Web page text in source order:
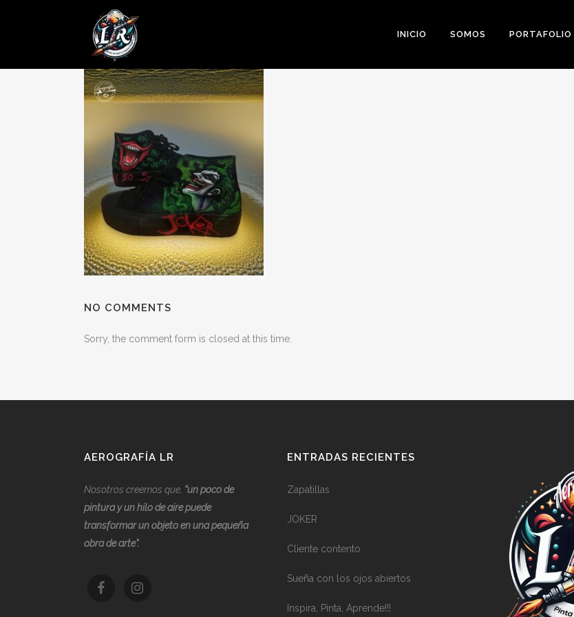
INICIO SOMOS PORTAFOLIO
27 SEP
Posted at 10:53h
NO COMMENTS
Sorry, the comment form is closed at this time.
AEROGRAFÍA LR
Nosotros creemos que, “un poco de
pintura y un hilo de aire puede
transformar un objeto en una pequeña
obra de arte”.
ENTRADAS RECIENTES
Zapatillas
JOKER
Cliente contento
Sueña con los ojos abiertos
Inspira, Pinta, Aprende!!!